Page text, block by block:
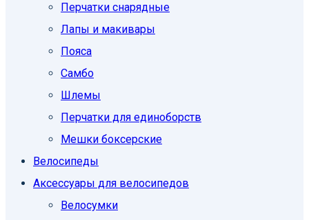
Перчатки снарядные
Лапы и макивары
Пояса
Самбо
Шлемы
Перчатки для единоборств
Мешки боксерские
Велосипеды
Аксессуары для велосипедов
Велосумки